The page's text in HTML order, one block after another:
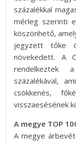
százalékkal
mérleg szerinti
köszönhető,
jegyzett tőke
növekedett. A
rendelkeztek
százalékával,
csökkenés,
visszaesésének
A megye TOP
A megye